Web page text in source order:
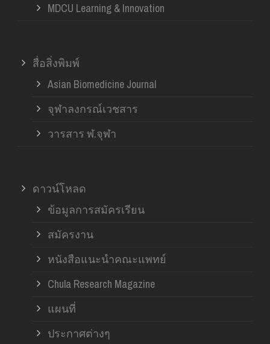
MDCU Learning & Innovation
สื่อสิ่งพิมพ์
Asian Biomedicine Journal
จุฬาลงกรณ์เวชสาร
วารสาร ฬ.จุฬา
ดาวน์โหลด
ข้อมูลการสมัครเรียน
สมัครงาน
หนังสือแนะนำคณะแพทย์
Chula Research Magazine
แผนที่
ประกาศต่างๆ